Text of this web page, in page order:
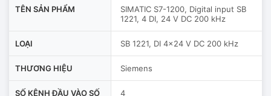
TÊN SẢN PHẨM
SIMATIC S7-1200, Digital input SB
1221, 4 DI, 24 V DC 200 kHz
LOẠI SB 1221, DI 4x24 V DC 200 kHz
THƯƠNG HIỆU Siemens
SỐ KÊNH ĐẦU VÀO SỐ 4